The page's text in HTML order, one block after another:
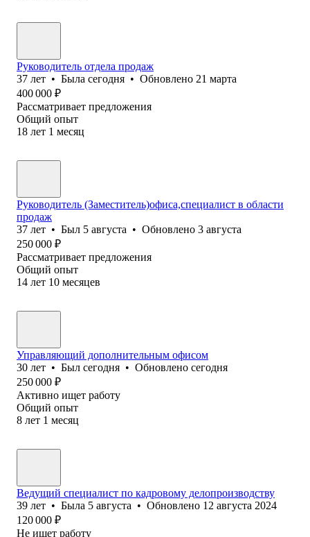
Руководитель отдела продаж
37 лет • Была сегодня • Обновлено 21 марта
400 000 ₽
Рассматривает предложения
Общий опыт
18 лет 1 месяц
Руководитель (Заместитель)офиса,специалист в области
продаж
37 лет • Был 5 августа • Обновлено 3 августа
250 000 ₽
Рассматривает предложения
Общий опыт
14 лет 10 месяцев
Управляющий дополнительным офисом
30 лет • Был сегодня • Обновлено сегодня
250 000 ₽
Активно ищет работу
Общий опыт
8 лет 1 месяц
Ведущий специалист по кадровому делопроизводству
39 лет • Была 5 августа • Обновлено 12 августа 2024
120 000 ₽
Не ищет работу